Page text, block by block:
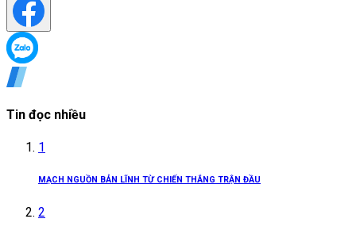
Tin đọc nhiều
1
MẠCH NGUỒN BẢN LĨNH TỪ CHIẾN THẮNG TRẬN ĐẦU
2